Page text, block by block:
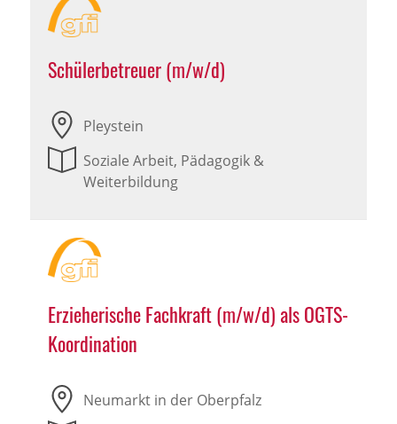
Schülerbetreuer (m/w/d)
Pleystein
Soziale Arbeit, Pädagogik &
Weiterbildung
Erzieherische Fachkraft (m/w/d) als OGTS-
Koordination
Neumarkt in der Oberpfalz